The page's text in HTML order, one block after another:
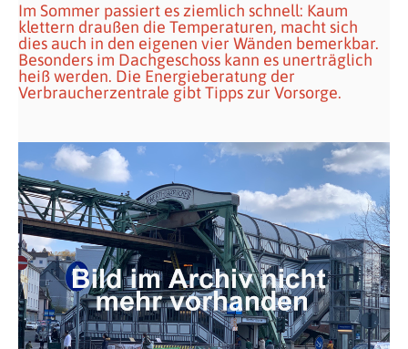
Im Sommer passiert es ziemlich schnell: Kaum
klettern draußen die Temperaturen, macht sich
dies auch in den eigenen vier Wänden bemerkbar.
Besonders im Dachgeschoss kann es unerträglich
heiß werden. Die Energieberatung der
Verbraucherzentrale gibt Tipps zur Vorsorge.